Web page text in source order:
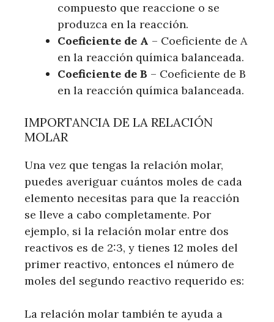
compuesto que reaccione o se
produzca en la reacción.
Coeficiente de A – Coeficiente de A
en la reacción química balanceada.
Coeficiente de B – Coeficiente de B
en la reacción química balanceada.
IMPORTANCIA DE LA RELACIÓN
MOLAR
Una vez que tengas la relación molar,
puedes averiguar cuántos moles de cada
elemento necesitas para que la reacción
se lleve a cabo completamente. Por
ejemplo, si la relación molar entre dos
reactivos es de 2:3, y tienes 12 moles del
primer reactivo, entonces el número de
moles del segundo reactivo requerido es:
La relación molar también te ayuda a